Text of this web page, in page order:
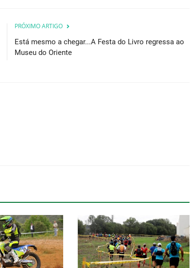
PRÓXIMO ARTIGO
Está mesmo a chegar...A Festa do Livro regressa ao
Museu do Oriente